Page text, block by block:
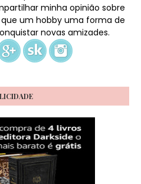
minha opinião sobre
um hobby uma forma de
novas amizades.